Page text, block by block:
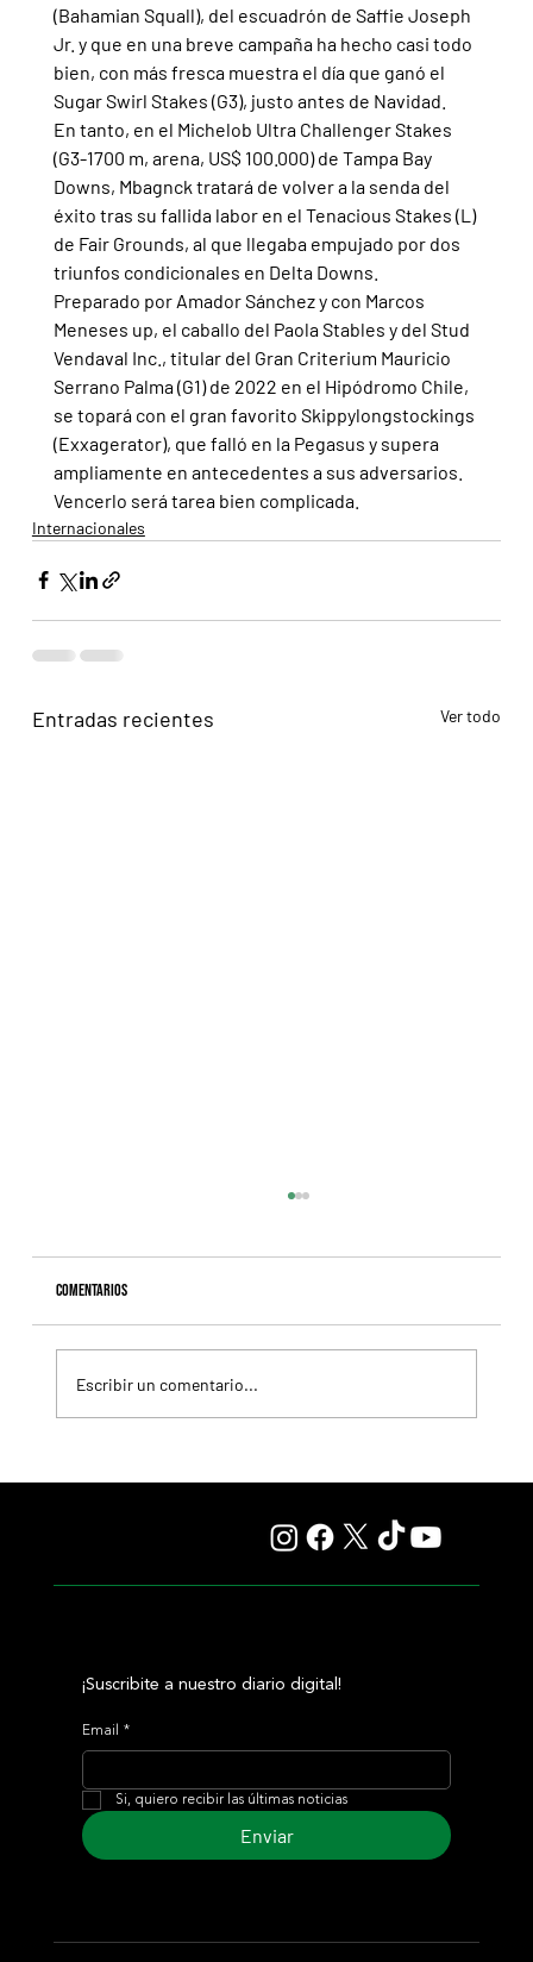
(Bahamian Squall), del escuadrón de Saffie Joseph
Jr. y que en una breve campaña ha hecho casi todo
bien, con más fresca muestra el día que ganó el
Sugar Swirl Stakes (G3), justo antes de Navidad.
En tanto, en el Michelob Ultra Challenger Stakes
(G3-1700 m, arena, US$ 100.000) de Tampa Bay
Downs, Mbagnck tratará de volver a la senda del
éxito tras su fallida labor en el Tenacious Stakes (L)
de Fair Grounds, al que llegaba empujado por dos
triunfos condicionales en Delta Downs.
Preparado por Amador Sánchez y con Marcos
Meneses up, el caballo del Paola Stables y del Stud
Vendaval Inc., titular del Gran Criterium Mauricio
Serrano Palma (G1) de 2022 en el Hipódromo Chile,
se topará con el gran favorito Skippylongstockings
(Exxagerator), que falló en la Pegasus y supera
ampliamente en antecedentes a sus adversarios.
Vencerlo será tarea bien complicada.
Internacionales
Entradas recientes Ver todo
Comentarios
Escribir un comentario...
¡Suscribite a nuestro diario digital!
Email *
Si, quiero recibir las últimas noticias
Enviar